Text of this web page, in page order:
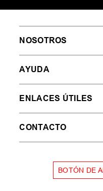
NOSOTROS
AYUDA
ENLACES ÚTILES
CONTACTO
BOTÓN DE